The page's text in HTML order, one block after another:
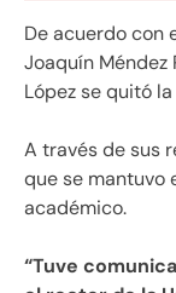
De acuerdo con
Joaquín Méndez
López se quitó
A través de sus
que se mantuvo
académico.
“Tuve